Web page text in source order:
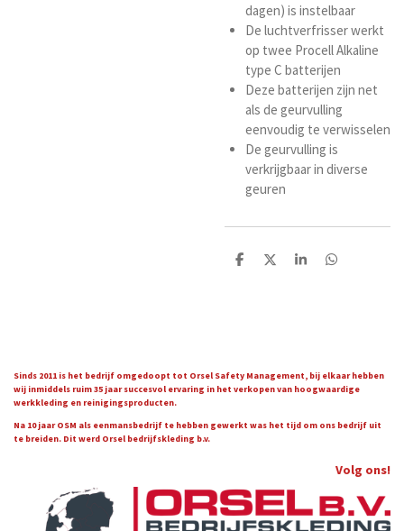
dagen) is instelbaar
De luchtverfrisser werkt
op twee Procell Alkaline
type C batterijen
Deze batterijen zijn net
als de geurvulling
eenvoudig te verwisselen
De geurvulling is
verkrijgbaar in diverse
geuren
D
D
S
D
Sinds 2011 is het bedrijf omgedoopt tot Orsel Safety Management, bij elkaar hebben
wij inmiddels ruim 35 jaar succesvol ervaring in het verkopen van hoogwaardige
werkkleding en reinigingsproducten.
Na 10 jaar OSM als eenmansbedrijf te hebben gewerkt was het tijd om ons bedrijf uit
te breiden. Dit werd Orsel bedrijfskleding b.v.
Volg ons!